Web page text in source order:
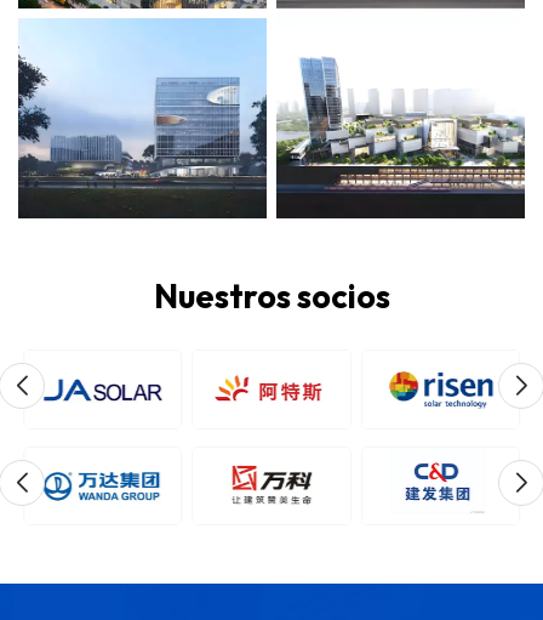
Nuestros socios